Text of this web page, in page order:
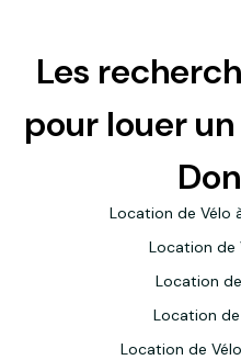
Les
pour louer
Location de Vélo
Location de
Location
Location de
Location de